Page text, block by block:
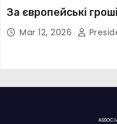
За європейські
Mar 12, 2026